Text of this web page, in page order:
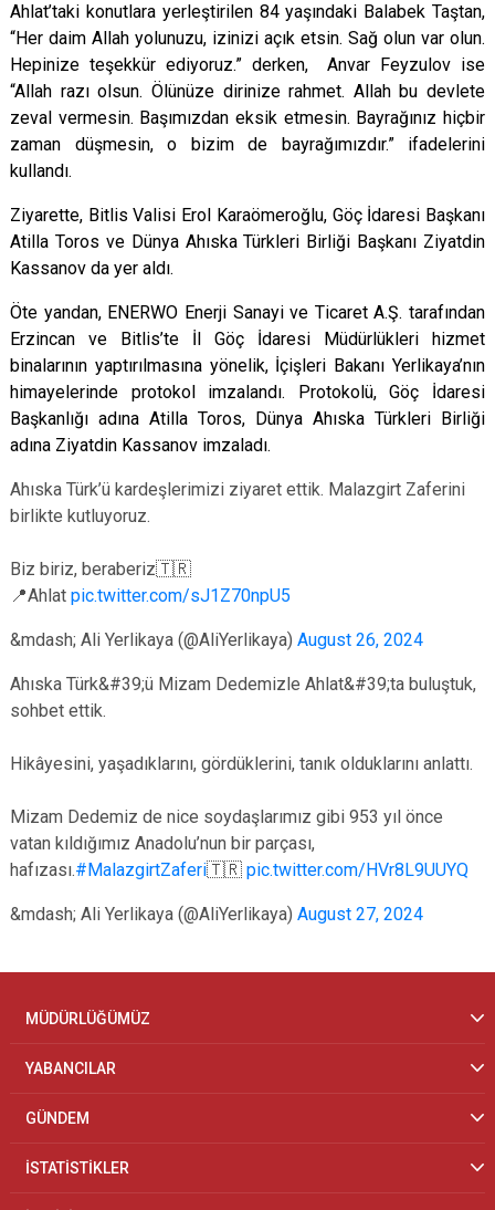
Ahlat’taki konutlara yerleştirilen 84 yaşındaki Balabek Taştan,
“Her daim Allah yolunuzu, izinizi açık etsin. Sağ olun var olun.
Hepinize teşekkür ediyoruz.” derken, Anvar Feyzulov ise
“Allah razı olsun. Ölünüze dirinize rahmet. Allah bu devlete
zeval vermesin. Başımızdan eksik etmesin. Bayrağınız hiçbir
zaman düşmesin, o bizim de bayrağımızdır.” ifadelerini
kullandı.
Ziyarette, Bitlis Valisi Erol Karaömeroğlu, Göç İdaresi Başkanı
Atilla Toros ve Dünya Ahıska Türkleri Birliği Başkanı Ziyatdin
Kassanov da yer aldı.
Öte yandan, ENERWO Enerji Sanayi ve Ticaret A.Ş. tarafından
Erzincan ve Bitlis’te İl Göç İdaresi Müdürlükleri hizmet
binalarının yaptırılmasına yönelik, İçişleri Bakanı Yerlikaya’nın
himayelerinde protokol imzalandı. Protokolü, Göç İdaresi
Başkanlığı adına Atilla Toros, Dünya Ahıska Türkleri Birliği
adına Ziyatdin Kassanov imzaladı.
Ahıska Türk’ü kardeşlerimizi ziyaret ettik. Malazgirt Zaferini
birlikte kutluyoruz.
Biz biriz, beraberiz🇹🇷
📍Ahlat pic.twitter.com/sJ1Z70npU5
&mdash; Ali Yerlikaya (@AliYerlikaya) August 26, 2024
Ahıska Türk&#39;ü Mizam Dedemizle Ahlat&#39;ta buluştuk,
sohbet ettik.
Hikâyesini, yaşadıklarını, gördüklerini, tanık olduklarını anlattı.
Mizam Dedemiz de nice soydaşlarımız gibi 953 yıl önce
vatan kıldığımız Anadolu’nun bir parçası,
hafızası.#MalazgirtZaferi🇹🇷 pic.twitter.com/HVr8L9UUYQ
&mdash; Ali Yerlikaya (@AliYerlikaya) August 27, 2024
MÜDÜRLÜĞÜMÜZ
YABANCILAR
GÜNDEM
İSTATİSTİKLER